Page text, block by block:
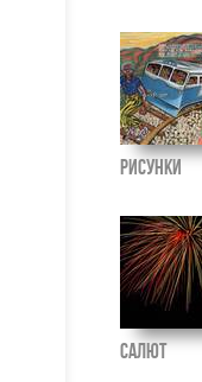
Рисунки
Салют